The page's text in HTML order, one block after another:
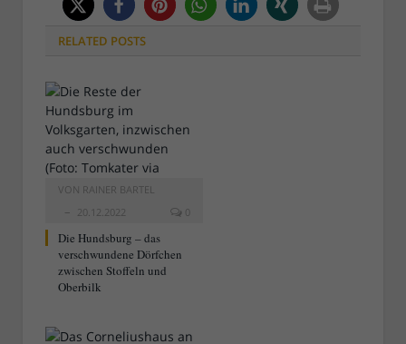
RELATED POSTS
VON RAINER BARTEL
20.12.2022
0
Die Hundsburg – das
verschwundene Dörfchen
zwischen Stoffeln und
Oberbilk